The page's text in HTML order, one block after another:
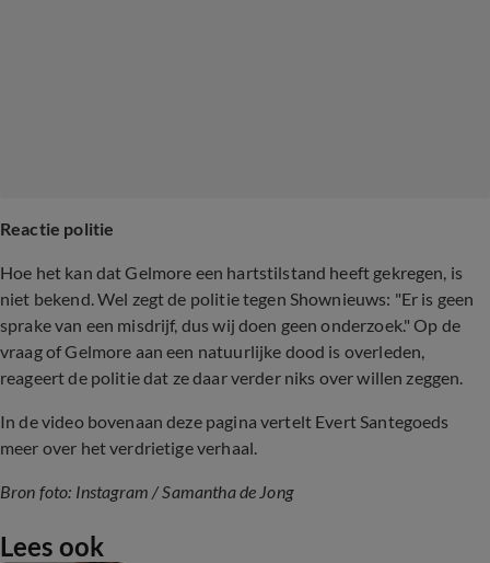
Reactie politie
Hoe het kan dat Gelmore een hartstilstand heeft gekregen, is
niet bekend. Wel zegt de politie tegen Shownieuws: "Er is geen
sprake van een misdrijf, dus wij doen geen onderzoek." Op de
vraag of Gelmore aan een natuurlijke dood is overleden,
reageert de politie dat ze daar verder niks over willen zeggen.
In de video bovenaan deze pagina vertelt Evert Santegoeds
meer over het verdrietige verhaal.
Bron foto: Instagram / Samantha de Jong
Lees ook